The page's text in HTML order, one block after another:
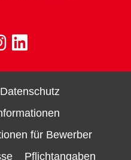
Datenschutz
für Bewerber
Pflichtangaben